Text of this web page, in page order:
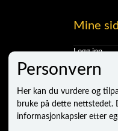
Mine
Logg inn
Vilkår
Administrer
Personvern
Her kan du vurdere og
bruke på dette nettstedet.
informasjonkapsler etter